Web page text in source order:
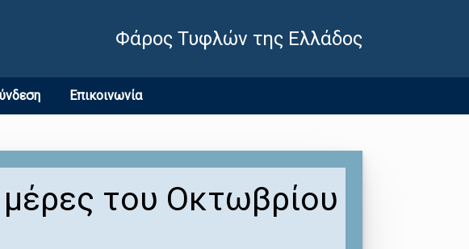
Φάρος Τυφλών της Ελλάδος
Επικοινωνία
του Οκτωβρίου